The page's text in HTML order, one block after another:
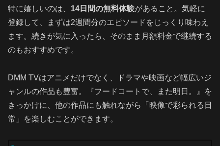
特に嬉しいのは、 14日間の無料体験があること。気軽に
登録して、まずは2週間分のエピソードをじっくり味わえ
ます。続きが気に入ったら、そのまま月額料金で継続する
のもおすすめです。
DMM TVはアニメだけでなく、ドラマや映画など幅広いジ
ャンルの作品も豊富。『フードコートで、また明日。』を
きっかけに、他の作品にも触れながら「映像で彩られる日
常」を楽しむことができます。